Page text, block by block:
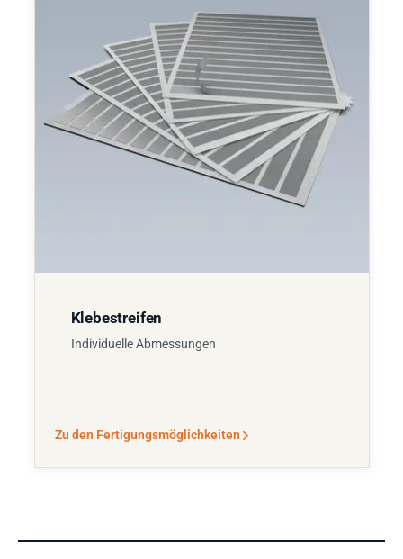
Klebestreifen
Individuelle Abmessungen
Zu den Fertigungsmöglichkeiten